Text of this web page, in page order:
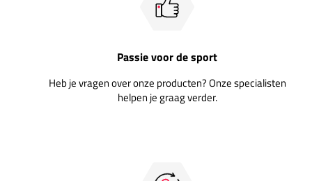
Passie voor de sport
Heb je vragen over onze producten? Onze specialisten
helpen je graag verder.